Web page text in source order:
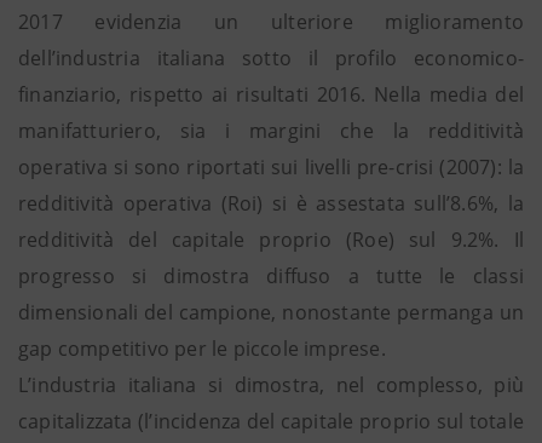
2017 evidenzia un ulteriore miglioramento
dell’industria italiana sotto il profilo economico-
finanziario, rispetto ai risultati 2016. Nella media del
manifatturiero, sia i margini che la redditività
operativa si sono riportati sui livelli pre-crisi (2007): la
redditività operativa (Roi) si è assestata sull’8.6%, la
redditività del capitale proprio (Roe) sul 9.2%. Il
progresso si dimostra diffuso a tutte le classi
dimensionali del campione, nonostante permanga un
gap competitivo per le piccole imprese.
L’industria italiana si dimostra, nel complesso, più
capitalizzata (l’incidenza del capitale proprio sul totale